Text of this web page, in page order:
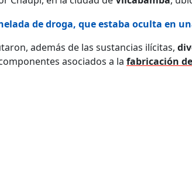
de droga, que estaba oculta en
además de las sustancias ilícitas,
asociados a la fabricación